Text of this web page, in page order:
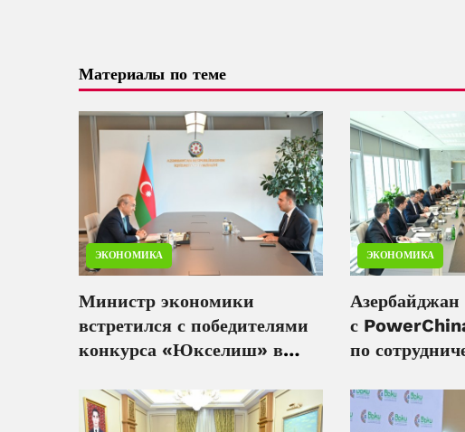
Материалы по теме
ЭКОНОМИКА
Министр экономики
встретился с победителями
конкурса «Юкселиш» в
наставничества
ЭКОНОМИКА
Азербайджан
с
по